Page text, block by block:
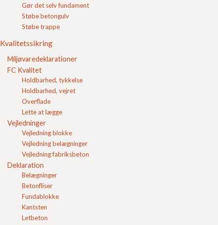
Gør det selv fundament
Støbe betongulv
Støbe trappe
Kvalitetssikring
Miljøvaredeklarationer
FC Kvalitet
Holdbarhed, tykkelse
Holdbarhed, vejret
Overflade
Lette at lægge
Vejledninger
Vejledning blokke
Vejledning belægninger
Vejledning fabriksbeton
Deklaration
Belægninger
Betonfliser
Fundablokke
Kantsten
Letbeton
Støttemur
Kantafgrænsning
Beton trappetrin
Vandrender
Fortovsfliser
Løft af fortovsfliser med sugekop
Kantsten
Soldaterfliser
Bordurfliser
Skiferpræg
Fliser til indkørsel
Terrassefliser
FC belægning
FC Kvalitet
Se vores kvalitetssikring her